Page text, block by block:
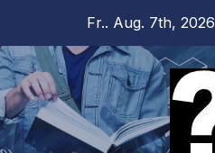
springen
Fr.. Aug. 7th, 2026